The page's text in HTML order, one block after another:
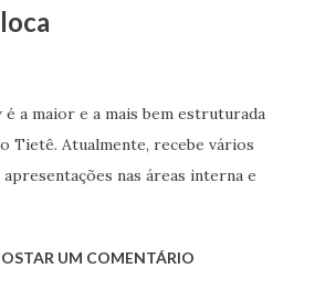
é a maior e a mais bem estruturada
Tietê. Atualmente, recebe vários
nas áreas interna e
UM COMENTÁRIO